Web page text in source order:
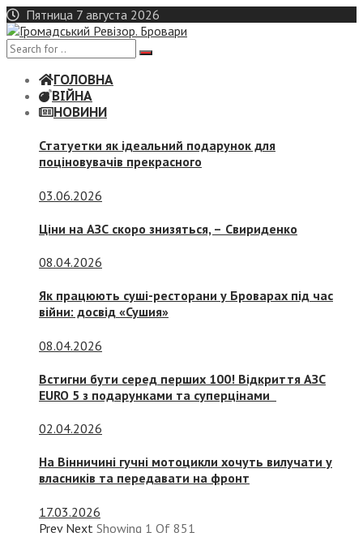
Skip
to
content
Пятница 7 августа 2026
ГОЛОВНА
ВІЙНА
НОВИНИ
Статуетки як ідеальний подарунок для
поціновувачів прекрасного
03.06.2026
Ціни на АЗС скоро знизяться, – Свириденко
08.04.2026
Як працюють суші-ресторани у Броварах під час
війни: досвід «Сушия»
08.04.2026
Встигни бути серед перших 100! Відкриття АЗС
EURO 5 з подарунками та суперцінами
02.04.2026
На Вінничині гучні мотоцикли хочуть вилучати у
власників та передавати на фронт
17.03.2026
Prev Next Showing 1 Of 851